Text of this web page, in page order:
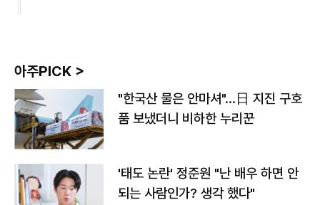
아주PICK >
"한국산 물은 안마셔"…日 지진 구호
품 보냈더니 비하한 누리꾼
'태도 논란' 정준원 "난 배우 하면 안
되는 사람인가? 생각 했다"